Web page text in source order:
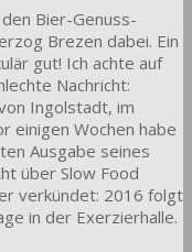
Bier-Genuss-
Brezen dabei. Ein
gut! Ich achte auf
Nachricht:
Ingolstadt, im
einigen Wochen habe
Ausgabe seines
über Slow Food
verkündet: 2016 folgt
in der Exerzierhalle.